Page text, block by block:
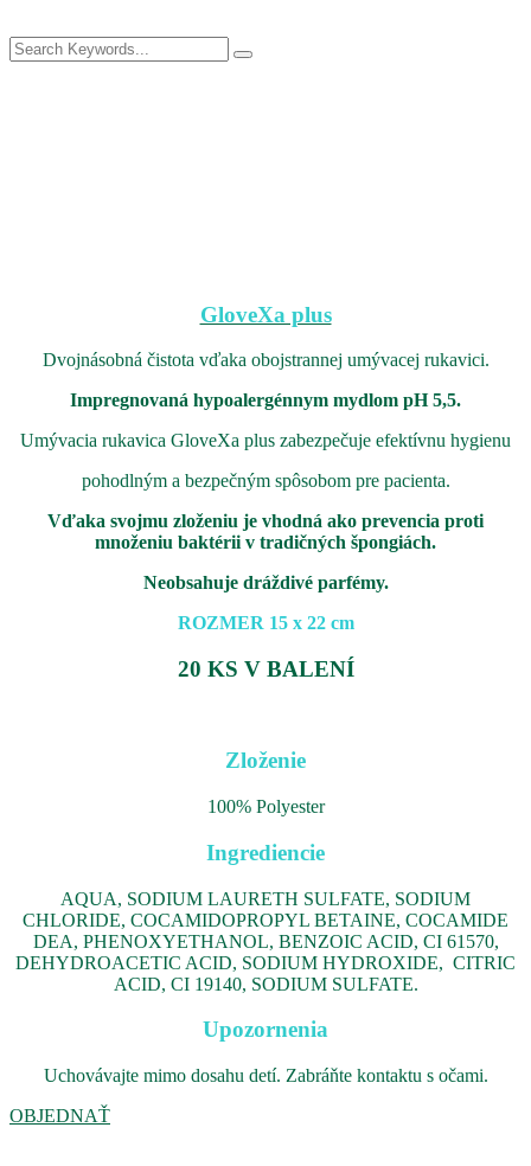
GloveXa plus
Dvojnásobná čistota vďaka obojstrannej umývacej rukavici.
Impregnovaná hypoalergénnym mydlom pH 5,5.
Umývacia rukavica GloveXa plus zabezpečuje efektívnu hygienu
pohodlným a bezpečným spôsobom pre pacienta.
Vďaka svojmu zloženiu je vhodná ako prevencia proti
množeniu baktérii v tradičných špongiách.
Neobsahuje dráždivé parfémy.
ROZMER 15 x 22 cm
20 KS V BALENÍ
Zloženie
100% Polyester
Ingrediencie
AQUA, SODIUM LAURETH SULFATE, SODIUM
CHLORIDE, COCAMIDOPROPYL BETAINE, COCAMIDE
DEA, PHENOXYETHANOL, BENZOIC ACID, CI 61570,
DEHYDROACETIC ACID, SODIUM HYDROXIDE, CITRIC
ACID, CI 19140, SODIUM SULFATE.
Upozornenia
Uchovávajte mimo dosahu detí. Zabráňte kontaktu s očami.
OBJEDNAŤ